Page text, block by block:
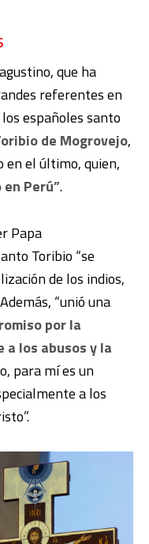
que ha
referentes en
españoles santo
de Mogrovejo,
en el último, quien,
Perú”.
Papa
Toribio “se
de los indios,
“unió una
por la
los abusos y la
para mí es un
a los